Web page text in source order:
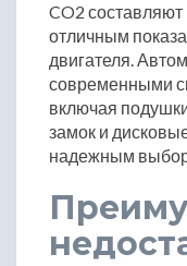
CO2 составляют
отличным
двигателя.
современными
включая
замок и
надежным